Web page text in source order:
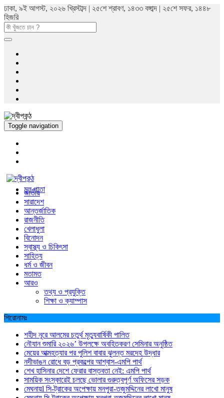
ঢাকা, ৯ই আগস্ট, ২০২৬ খ্রিস্টাব্দ | ২৫শে শ্রাবণ, ১৪৩৩ বঙ্গাব্দ | ২৫শে সফর, ১৪৪৮
হিজরি
Toggle navigation
মুল পাতা
জাতীয়
সারাদেশ
আন্তর্জাতিক
রাজনীতি
খেলাধুলা
বিনোদন
স্বাস্থ্য ও চিকিৎসা
সাহিত্য
ধর্ম ও জীবন
মতামত
আরও
তথ্য ও প্রযুক্তি
শিক্ষা ও ক্যাম্পাস
শিরোনামঃ
শহীদ নূরে আলমের চতুর্থ মৃত্যুবার্ষিকী পালিত
নৌযান শুমারি ২০২৬’ উপলক্ষে অবহিতকরণ সেমিনার অনুষ্ঠিত
মেয়ের আত্মহত্যার পর পুলিশ বাবার ঝুলন্ত মরদেহ উদ্ধার
নদীভাঙন রোধে বড় প্রকল্পের আশ্বাস-এমপি পার্থ
শেখ হাসিনার দেশে ফেরার বাস্তবতা নেই: এমপি পার্থ
সাময়িক সংস্কারেই চলছে ভোলার গুরুত্বপূর্ণ অফিসের সড়ক
মেঘনায়l সি-ট্রাকের অপেক্ষায় মনপুরা-তজুমদ্দিনের লাখো মানুষ